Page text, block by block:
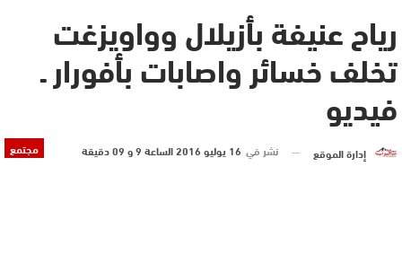
رياح عنيفة بأزيلال وواويزغت
تخلف خسائر واصابات بأفورار ـ
فيديو
مجتمع إدارة الموقع نشر في 16 يوليو 2016 الساعة 9 و 09 دقيقة